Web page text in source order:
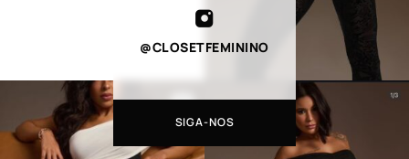
@CLOSETFEMININO
SIGA-NOS